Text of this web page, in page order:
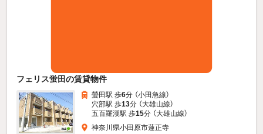
フェリス蛍田の賃貸物件
螢田駅 歩6分 （小田急線）
穴部駅 歩13分 （大雄山線）
五百羅漢駅 歩15分 （大雄山線）
神奈川県小田原市蓮正寺